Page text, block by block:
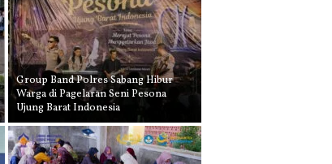
Group Band Polres Sabang Hibur
Warga di Pagelaran Seni Pesona
Ujung Barat Indonesia